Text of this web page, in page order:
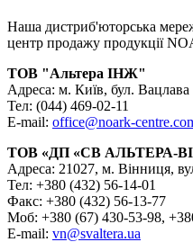
Наша дистриб'юторська
центр продажу продукції
ТОВ "Альтера ІНЖ"
Адреса: м. Київ, бул. Вацлава
Тел: (044) 469-02-11
E-mail: office@noark-
ТОВ «ДП «СВ АЛЬТЕРА-
Адреса: 21027, м. Вінниця,
Тел: +380 (432) 56-14-01
Факс: +380 (432) 56-13-77
Моб: +380 (67) 430-53-98,
E-mail: vn@svaltera.ua